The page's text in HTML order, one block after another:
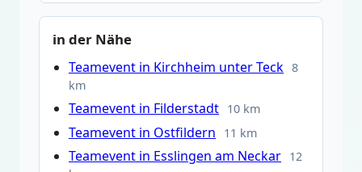
in der Nähe
Teamevent in Kirchheim unter Teck 8
km
Teamevent in Filderstadt 10 km
Teamevent in Ostfildern 11 km
Teamevent in Esslingen am Neckar 12